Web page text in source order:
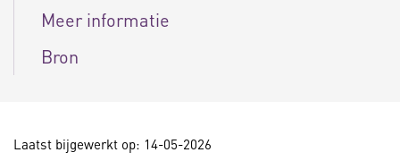
Meer informatie
Bron
Laatst bijgewerkt op: 14-05-2026